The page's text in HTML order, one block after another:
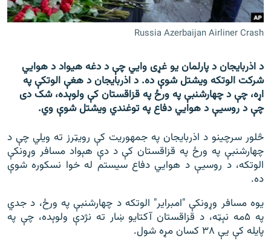
Azadi English
د ازادې اروپا/ ازادي راډيو ټولې پاڼې
Russia Azerbaijan Airliner Crash
د اذربایجان د پارلمان یو غړی وايي چې د دغه هیواد د هوايي
شرکت الوتکه ویشتل شوې ده. د اذربایجان د هغې الوتکې په
اړه، چې د چهارشنبې په ورځ په قزاقستان کې ولوېده، شک دی
چې د روسیې د هوايي دفاع په توغندي ویشتل شوې وي.
څلور سرچینو د اذربایجان په جمهوریت کې رویټرز ته ویلي چې د
چهارشنبې په ورځ په قزاقستان کې د دې هېواد مسافر وړونکې
الوتکه، د روسیې د هوایي دفاع سیستم له خوا نسکوره شوې
ده.
یوه مسافر وړونکې "امبرایر" الوتکه د چهارشنبې په ورځ، د جدي
په ۵مه نېټه، د قزاقستان آکتایو ښار ته نژدې ولوېده، چې په
پایله کې یې ۳۸ کسان مړه شول.